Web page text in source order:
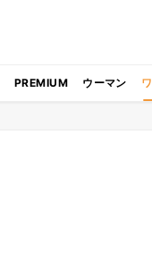
PREMIUM ウーマン